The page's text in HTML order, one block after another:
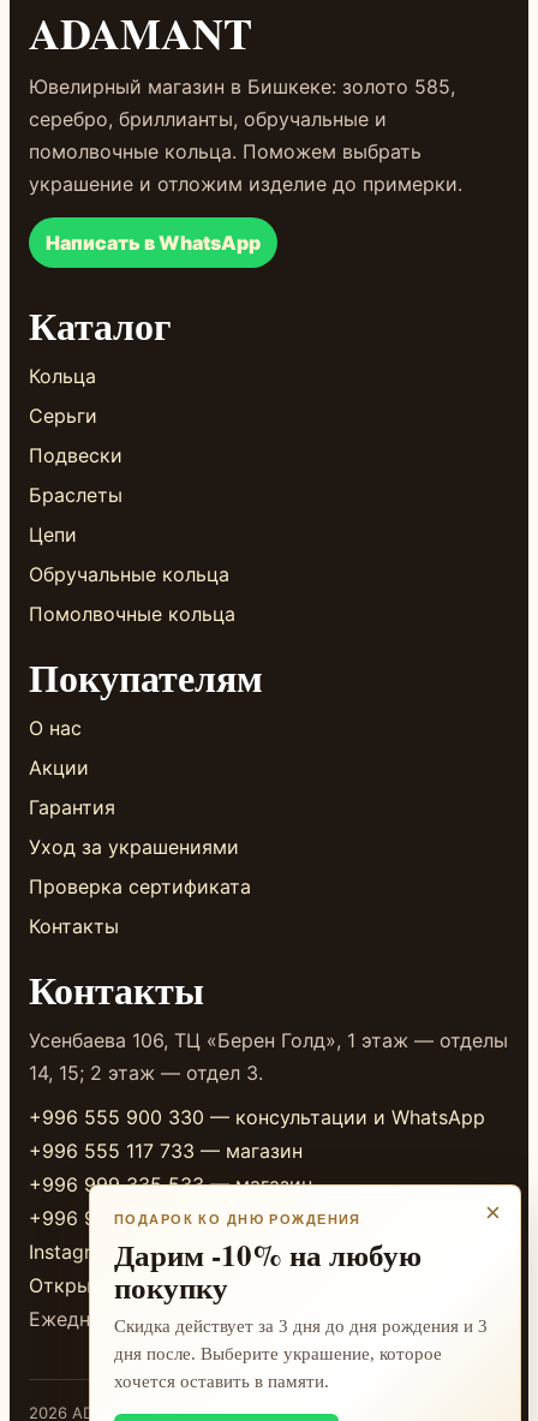
ADAMANT
Ювелирный магазин в Бишкеке: золото 585,
серебро, бриллианты, обручальные и
помолвочные кольца. Поможем выбрать
украшение и отложим изделие до примерки.
Написать в WhatsApp
Каталог
Кольца
Серьги
Подвески
Браслеты
Цепи
Обручальные кольца
Помолвочные кольца
Покупателям
О нас
Акции
Гарантия
Уход за украшениями
Проверка сертификата
Контакты
Контакты
Усенбаева 106, ТЦ «Берен Голд», 1 этаж — отделы
14, 15; 2 этаж — отдел 3.
+996 555 900 330 — консультации и WhatsApp
+996 555 117 733 — магазин
+996 999 335 533 — магазин
+996 999 338 333 — магазин
Instagram
Открыть в 2GIS
Ежедневно 10:00-20:00
2026 ADAMANT · Бишкек
×
ПОДАРОК КО ДНЮ РОЖДЕНИЯ
Дарим -10% на любую
покупку
Скидка действует за 3 дня до дня рождения и 3
дня после. Выберите украшение, которое
хочется оставить в памяти.